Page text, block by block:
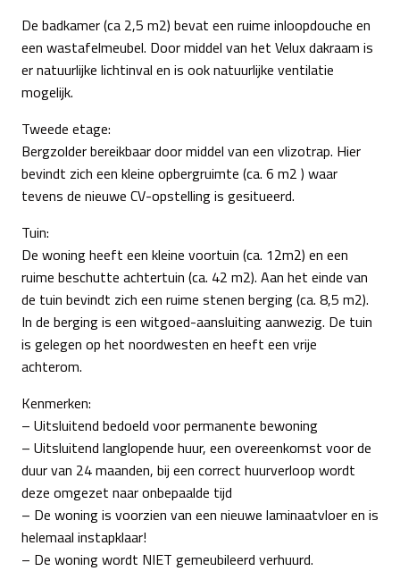
De badkamer (ca 2,5 m2) bevat een ruime inloopdouche en
een wastafelmeubel. Door middel van het Velux dakraam is
er natuurlijke lichtinval en is ook natuurlijke ventilatie
mogelijk.
Tweede etage:
Bergzolder bereikbaar door middel van een vlizotrap. Hier
bevindt zich een kleine opbergruimte (ca. 6 m2 ) waar
tevens de nieuwe CV-opstelling is gesitueerd.
Tuin:
De woning heeft een kleine voortuin (ca. 12m2) en een
ruime beschutte achtertuin (ca. 42 m2). Aan het einde van
de tuin bevindt zich een ruime stenen berging (ca. 8,5 m2).
In de berging is een witgoed-aansluiting aanwezig. De tuin
is gelegen op het noordwesten en heeft een vrije
achterom.
Kenmerken:
– Uitsluitend bedoeld voor permanente bewoning
– Uitsluitend langlopende huur, een overeenkomst voor de
duur van 24 maanden, bij een correct huurverloop wordt
deze omgezet naar onbepaalde tijd
– De woning is voorzien van een nieuwe laminaatvloer en is
helemaal instapklaar!
– De woning wordt NIET gemeubileerd verhuurd.